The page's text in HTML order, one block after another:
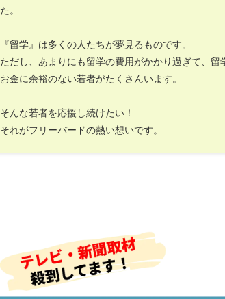
た。
『留学』は多くの人たちが夢見るものです。
ただし、あまりにも留学の費用がかかり過ぎて、留
お金に余裕のない若者がたくさんいます。
そんな若者を応援し続けたい！
それがフリーバードの熱い想いです。